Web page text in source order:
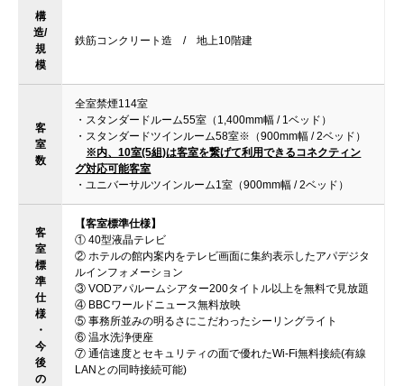
構
造/
規
模
鉄筋コンクリート造 / 地上10階建
客
室
数
全室禁煙114室
・スタンダードルーム55室（1,400mm幅 / 1ベッド）
・スタンダードツインルーム58室※（900mm幅 / 2ベッド）
※内、10室(5組)は客室を繋げて利用できるコネクティン
グ対応可能客室
・ユニバーサルツインルーム1室（900mm幅 / 2ベッド）
客
室
標
準
仕
様
・
今
後
の
【客室標準仕様】
① 40型液晶テレビ
② ホテルの館内案内をテレビ画面に集約表示したアパデジタ
ルインフォメーション
③ VODアパルームシアター200タイトル以上を無料で見放題
④ BBCワールドニュース無料放映
⑤ 事務所並みの明るさにこだわったシーリングライト
⑥ 温水洗浄便座
⑦ 通信速度とセキュリティの面で優れたWi-Fi無料接続(有線
LANとの同時接続可能)